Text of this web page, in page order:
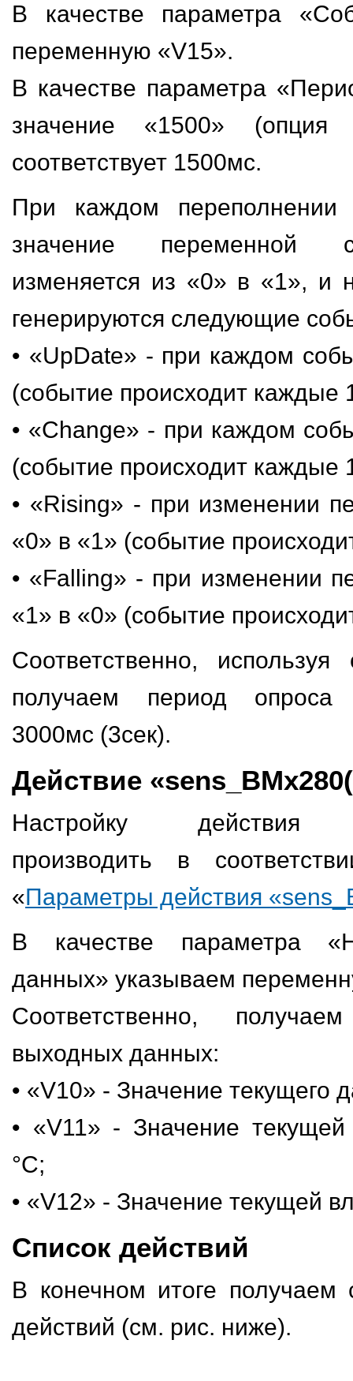
В качестве параметра
переменную «V15».
В качестве параметра
значение «1500» (опция
соответствует 1500мс.
При каждом
значение переменной
изменяется из «0» в «1», и
генерируются следующие
• «UpDate» - при каждом
(событие происходит каждые
• «Change» - при каждом
(событие происходит каждые
• «Rising» - при изменении
«0» в «1» (событие
• «Falling» - при изменении
«1» в «0» (событие
Соответственно,
получаем период
3000мс (3сек).
Действие
Настройку действия
производить в
«Параметры действия
В качестве параметра
данных» указываем
Соответственно,
выходных данных:
• «V10» - Значение текущего
• «V11» - Значение
°С;
• «V12» - Значение текущей
Список действий
В конечном итоге получаем
действий (см. рис. ниже).